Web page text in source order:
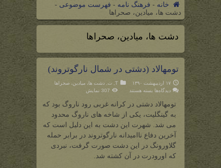
خانه - فرهنگ نامه - فهرست موضوعی -
دشت ها، میادین، صحراها
دشت ها، میادین، صحراها
تومهالاد (دشتی در شمال نارگوتروند)
۱۷ اردیبهشت ۱۳۹۰ T ت دشت ها، میادین، صحراها
دیدگاه‌ها برای
در
نارگوتروند)
بسته هستند 307 نمایش
تومهالاد دشتی در کرانه غربی رود ناروگ بود که
به گینگلیت، یکی از شاخه های ناروگ محدود
می شد. شهرت این دشت به این دلیل است که
آخرین دفاع ناامیدانه نارگوتروند در برابر حمله
گلاورونگ در این دشت صورت گرفت، نبردی
که اورودرت در آن کشته شد.